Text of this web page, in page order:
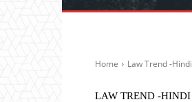
Home Law Trend -Hindi
LAW TREND -HINDI